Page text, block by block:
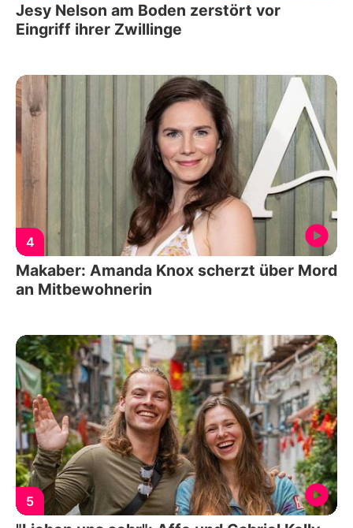
Jesy Nelson am Boden zerstört vor
Eingriff ihrer Zwillinge
4
Makaber: Amanda Knox scherzt über Mord
an Mitbewohnerin
5